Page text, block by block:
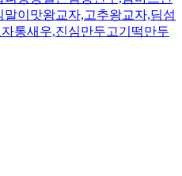
통통얼큰짬뽕만두,감바스만
이맛왕교자,고추왕교자,딤섬
통새우,진심만두고기떡만두